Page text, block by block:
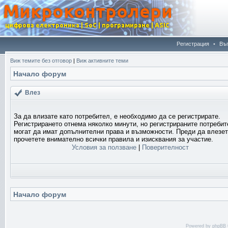
Регистрация •
Виж темите без отговор | Виж активните теми
Начало форум
Влез
За да влизате като потребител, е необходимо да се регистрирате.
Регистрирането отнема няколко минути, но регистрираните
могат да имат допълнителни права и възможности. Преди да
прочетете внимателно всички правила и изисквания за участие.
Условия за ползване| Поверителност
Начало форум
Powered by phpBB